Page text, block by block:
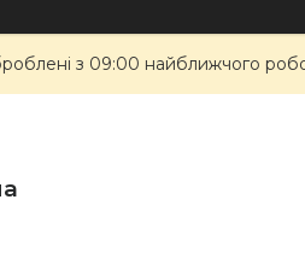
з 09:00 найближчого